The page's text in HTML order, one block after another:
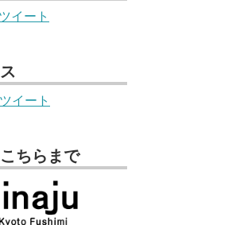
イート
イート
ちらまで